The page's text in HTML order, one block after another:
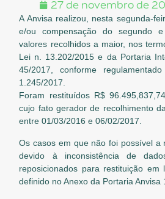
27 de novembro de
A Anvisa realizou, nesta segunda-
e/ou compensação do segundo
valores recolhidos a maior, nos
Lei n. 13.202/2015 e da Portaria
45/2017, conforme
1.245/2017.
Foram restituídos R$
cujo fato gerador de recolhimento
entre 01/03/2016 e 06/02/2017.
Os casos em que não foi possível a
devido à inconsistência de
reposicionados para restituição em
definido no Anexo da Portaria Anvisa